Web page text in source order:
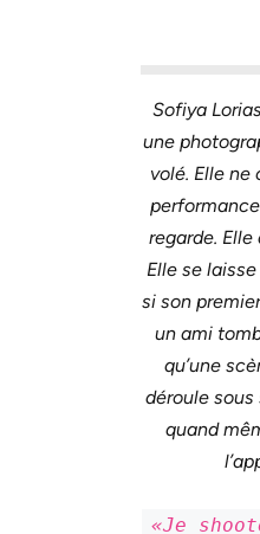
Sofiya
une
volé. Elle ne
regarde.
Elle se
si son
un ami
qu’une
déroule sous
quand
«Je